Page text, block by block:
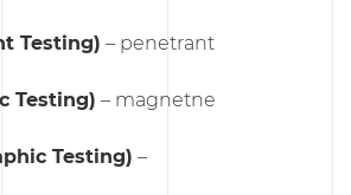
Testing) – penetrant
Testing) – magnetne
Testing) –